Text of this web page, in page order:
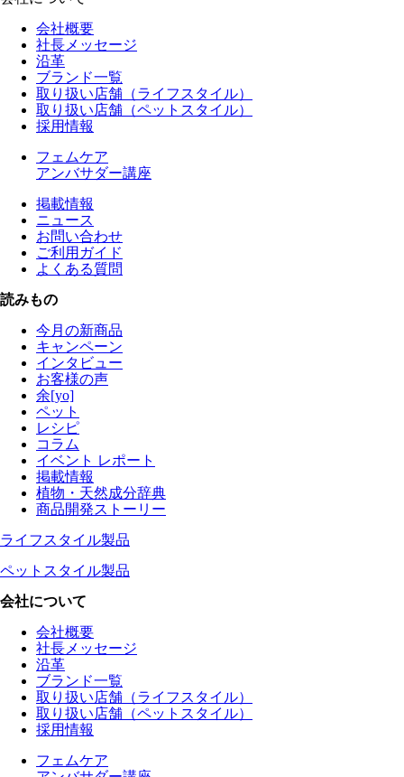
会社概要
社長メッセージ
沿革
ブランド一覧
取り扱い店舗（ライフスタイル）
取り扱い店舗（ペットスタイル）
採用情報
フェムケア
アンバサダー講座
掲載情報
ニュース
お問い合わせ
ご利用ガイド
よくある質問
読みもの
今月の新商品
キャンペーン
インタビュー
お客様の声
余[yo]
ペット
レシピ
コラム
イベント レポート
掲載情報
植物・天然成分辞典
商品開発ストーリー
ライフスタイル製品
ペットスタイル製品
会社について
会社概要
社長メッセージ
沿革
ブランド一覧
取り扱い店舗（ライフスタイル）
取り扱い店舗（ペットスタイル）
採用情報
フェムケア